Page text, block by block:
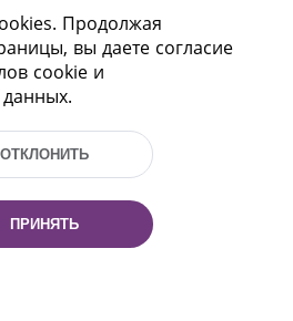
116
Беларусь, 220114
37 37, Факс: (+375 17)
Продолжая
вы даете согласие
cookie и
данных.
ОТКЛОНИТЬ
ПРИНЯТЬ